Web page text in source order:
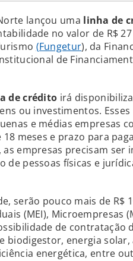
lançou uma linha de
no valor de R$
(Fungetur), da
de
de crédito irá
ou investimentos.
e médias empresas
18 meses e prazo para
as empresas precisam ser
de pessoas físicas e
serão pouco mais de R$
(MEI), Microempresas
de contratação
biodigestor, energia solar,
energética, entre